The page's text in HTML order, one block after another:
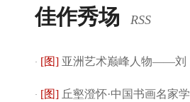
瑞军专题报道
佳作秀场 RSS
· [图] 亚洲艺术巅峰人物——刘
凤仙作品展
· [图] 丘壑澄怀·中国书画名家学